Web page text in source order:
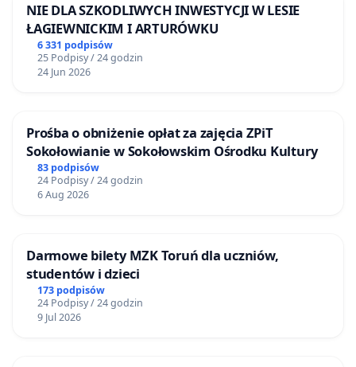
NIE DLA SZKODLIWYCH INWESTYCJI W LESIE
ŁAGIEWNICKIM I ARTURÓWKU
6 331 podpisów
25 Podpisy / 24 godzin
24 Jun 2026
Prośba o obniżenie opłat za zajęcia ZPiT
Sokołowianie w Sokołowskim Ośrodku Kultury
83 podpisów
24 Podpisy / 24 godzin
6 Aug 2026
Darmowe bilety MZK Toruń dla uczniów,
studentów i dzieci
173 podpisów
24 Podpisy / 24 godzin
9 Jul 2026